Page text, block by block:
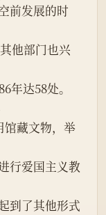
前发展的时
他部门也兴
年达58处。
馆藏文物，举
行爱国主义教
到了其他形式